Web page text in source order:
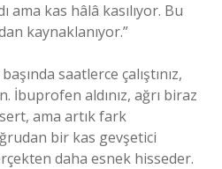
ama kas hâlâ kasılıyor. Bu
kaynaklanıyor.”
saatlerce çalıştınız,
İbuprofen aldınız, ağrı biraz
ama artık fark
bir kas gevşetici
daha esnek hisseder.